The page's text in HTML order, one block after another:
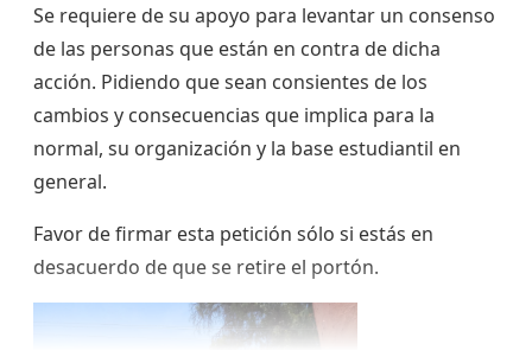
Se requiere de su apoyo para levantar un consenso
de las personas que están en contra de dicha
acción. Pidiendo que sean consientes de los
cambios y consecuencias que implica para la
normal, su organización y la base estudiantil en
general.
Favor de firmar esta petición sólo si estás en
desacuerdo de que se retire el portón.